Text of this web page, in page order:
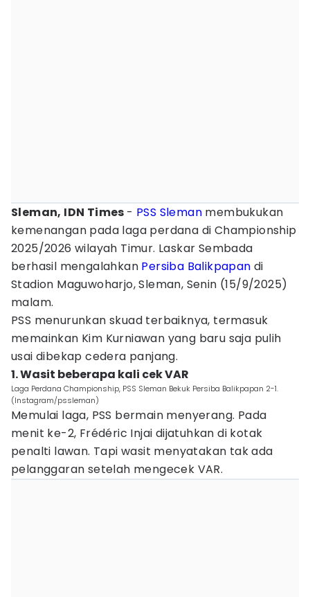
Sleman, IDN Times - PSS Sleman membukukan
kemenangan pada laga perdana di Championship
2025/2026 wilayah Timur. Laskar Sembada
berhasil mengalahkan Persiba Balikpapan di
Stadion Maguwoharjo, Sleman, Senin (15/9/2025)
malam.
PSS menurunkan skuad terbaiknya, termasuk
memainkan Kim Kurniawan yang baru saja pulih
usai dibekap cedera panjang.
1. Wasit beberapa kali cek VAR
Laga Perdana Championship, PSS Sleman Bekuk Persiba Balikpapan 2-1.
(Instagram/pssleman)
Memulai laga, PSS bermain menyerang. Pada
menit ke-2, Frédéric Injai dijatuhkan di kotak
penalti lawan. Tapi wasit menyatakan tak ada
pelanggaran setelah mengecek VAR.